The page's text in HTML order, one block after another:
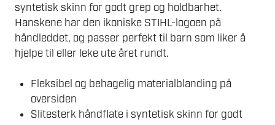
syntetisk skinn for godt grep og holdbarhet.
Hanskene har den ikoniske STIHL-logoen på
håndleddet, og passer perfekt til barn som liker å
hjelpe til eller leke ute året rundt.
Fleksibel og behagelig materialblanding på
oversiden
Slitesterk håndflate i syntetisk skinn for godt